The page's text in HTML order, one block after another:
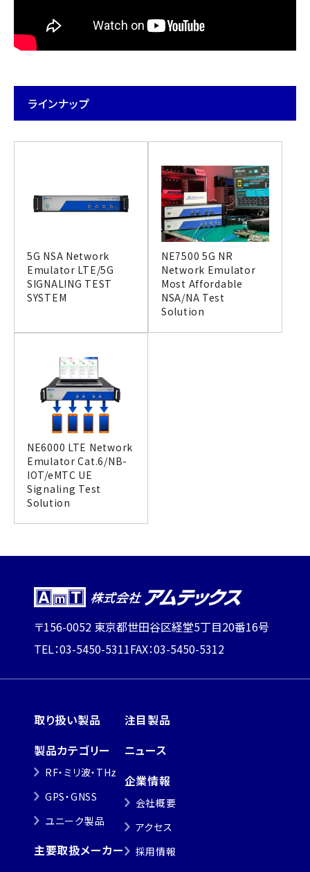
ラインナップ
5G NSA Network
Emulator LTE/5G
SIGNALING TEST
SYSTEM
NE7500 5G NR
Network Emulator
Most Affordable
NSA/NA Test
Solution
NE6000 LTE Network
Emulator Cat.6/NB-
IOT/eMTC UE
Signaling Test
Solution
〒156-0052 東京都世田谷区経堂5丁目20番16号
TEL：03-5450-5311FAX：03-5450-5312
取り扱い製品
製品カテゴリー
RF・ミリ波・THz
GPS・GNSS
ユニーク製品
主要取扱メーカー
注目製品
ニュース
企業情報
会社概要
アクセス
採用情報